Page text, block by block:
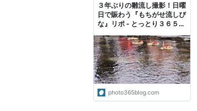
３年ぶりの雛流し撮影！日曜
日で賑わう『もちがせ流しび
な』リポ - とっとり３６５日
photo365blog.com